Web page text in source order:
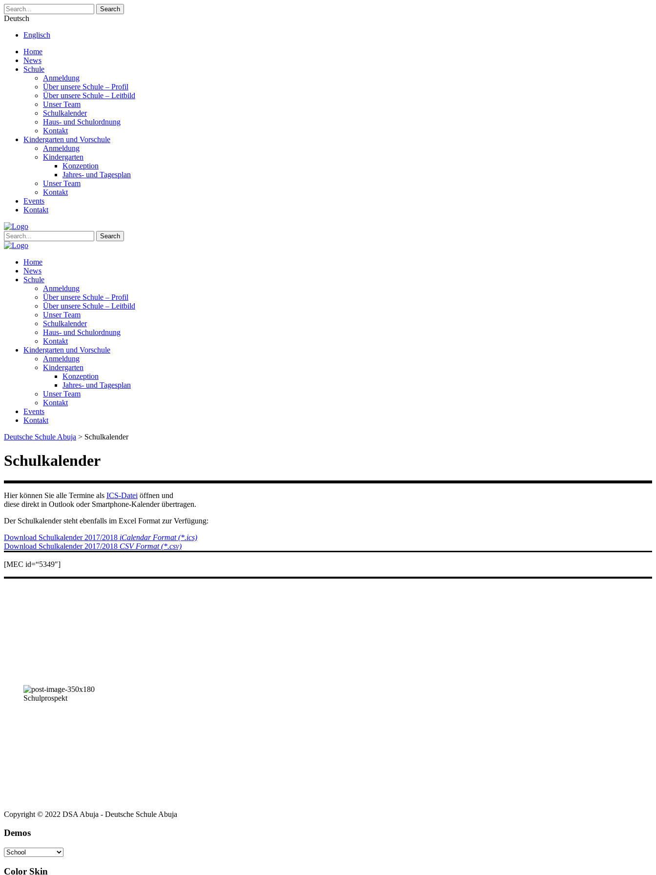
Search
Deutsch
Englisch
Home
News
Schule
Anmeldung
Über unsere Schule – Profil
Über unsere Schule – Leitbild
Unser Team
Schulkalender
Haus- und Schulordnung
Kontakt
Kindergarten und Vorschule
Anmeldung
Kindergarten
Konzeption
Jahres- und Tagesplan
Unser Team
Kontakt
Events
Kontakt
Search
Home
News
Schule
Anmeldung
Über unsere Schule – Profil
Über unsere Schule – Leitbild
Unser Team
Schulkalender
Haus- und Schulordnung
Kontakt
Kindergarten und Vorschule
Anmeldung
Kindergarten
Konzeption
Jahres- und Tagesplan
Unser Team
Kontakt
Events
Kontakt
Deutsche Schule Abuja > Schulkalender
Schulkalender
Hier können Sie alle Termine als ICS-Datei öffnen und
diese direkt in Outlook oder Smartphone-Kalender übertragen.
Der Schulkalender steht ebenfalls im Excel Format zur Verfügung:
Download Schulkalender 2017/2018 iCalendar Format (*.ics)
Download Schulkalender 2017/2018 CSV Format (*.csv)
[MEC id=“5349″]
Schulprospekt
Copyright © 2022 DSA Abuja - Deutsche Schule Abuja
Demos
Color Skin